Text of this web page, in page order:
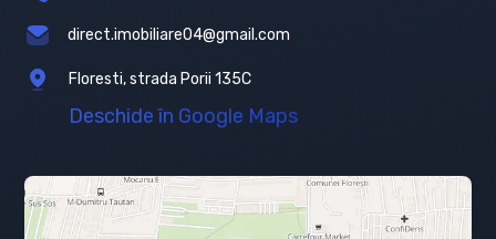
direct.imobiliare04@gmail.com
Floresti, strada Porii 135C
Deschide în Google Maps